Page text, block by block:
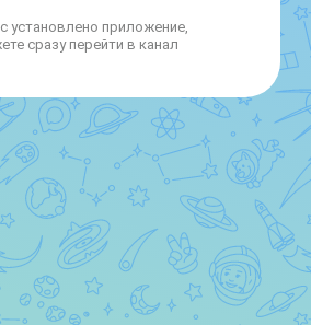
установлено приложение,
сразу перейти в канал